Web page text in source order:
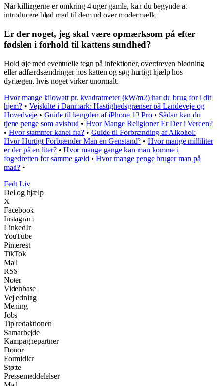
Når killingerne er omkring 4 uger gamle, kan du begynde at
introducere blød mad til dem ud over modermælk.
Er der noget, jeg skal være opmærksom på efter
fødslen i forhold til kattens sundhed?
Hold øje med eventuelle tegn på infektioner, overdreven blødning
eller adfærdsændringer hos katten og søg hurtigt hjælp hos
dyrlægen, hvis noget virker unormalt.
Hvor mange kilowatt pr. kvadratmeter (kW/m2) har du brug for i dit
hjem? • Vejskilte i Danmark: Hastighedsgrænser på Landeveje og
Hovedveje • Guide til længden af iPhone 13 Pro • Sådan kan du
tjene penge som avisbud • Hvor Mange Religioner Er Der i Verden?
• Hvor stammer kanel fra? • Guide til Forbrænding af Alkohol:
Hvor Hurtigt Forbrænder Man en Genstand? • Hvor mange milliliter
er der på en liter? • Hvor mange gange kan man komme i
fogedretten for samme gæld • Hvor mange penge bruger man på
mad? •
Fedt Liv
Del og hjælp
X
Facebook
Instagram
LinkedIn
YouTube
Pinterest
TikTok
Mail
RSS
Noter
Videnbase
Vejledning
Mening
Jobs
Tip redaktionen
Samarbejde
Kampagnepartner
Donor
Formidler
Støtte
Pressemeddelelser